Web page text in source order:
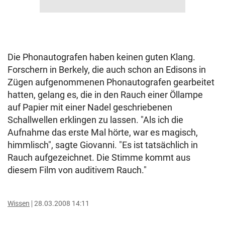
Die Phonautografen haben keinen guten Klang.
Forschern in Berkely, die auch schon an Edisons in
Zügen aufgenommenen Phonautografen gearbeitet
hatten, gelang es, die in den Rauch einer Öllampe
auf Papier mit einer Nadel geschriebenen
Schallwellen erklingen zu lassen. "Als ich die
Aufnahme das erste Mal hörte, war es magisch,
himmlisch", sagte Giovanni. "Es ist tatsächlich in
Rauch aufgezeichnet. Die Stimme kommt aus
diesem Film von auditivem Rauch."
Wissen 28.03.2008 14:11